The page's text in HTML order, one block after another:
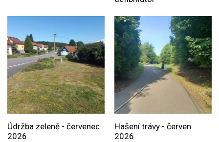
Údržba zeleně - červenec
2026
Hašení trávy - červen
2026